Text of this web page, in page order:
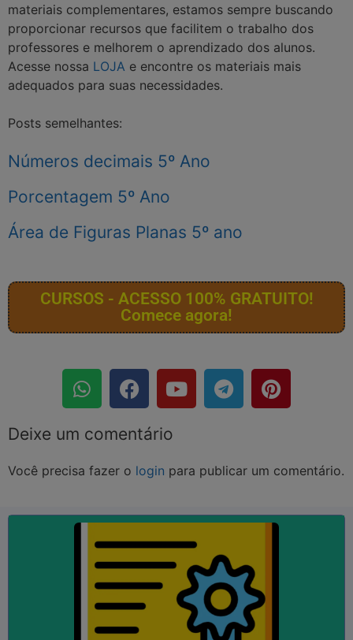
materiais complementares, estamos sempre buscando
proporcionar recursos que facilitem o trabalho dos
professores e melhorem o aprendizado dos alunos.
Acesse nossa LOJA e encontre os materiais mais
adequados para suas necessidades.
Posts semelhantes:
Números decimais 5º Ano
Porcentagem 5º Ano
Área de Figuras Planas 5º ano
CURSOS - ACESSO 100% GRATUITO!
Comece agora!
Deixe um comentário
Você precisa fazer o login para publicar um comentário.
Empregos; Currículos; Qualificação; Aperfeiçoamento,
SAIBA MAIS